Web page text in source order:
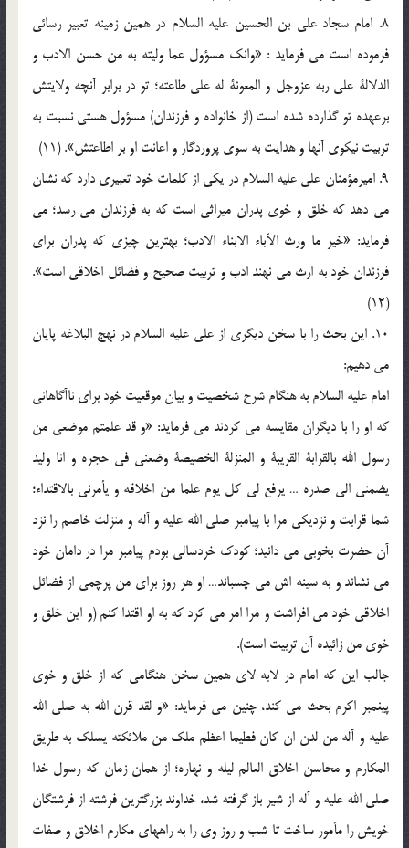
8. امام سجاد علي بن الحسين عليه السلام در همين زمينه تعبير رسائي
فرموده است مي فرمايد : «وانك مسؤول عما وليته به من حسن الادب و
الدلالة علي ربه عزوجل و المعونة له علي طاعته؛ تو در برابر آنچه ولايتش
برعهده تو گذارده شده است (از خانواده و فرزندان) مسؤول هستي نسبت به
تربيت نيكوي آنها و هدايت به سوي پروردگار و اعانت او بر اطاعتش». (11)
9. اميرمؤمنان علي عليه السلام در يكي از كلمات خود تعبيري دارد كه نشان
مي دهد كه خلق و خوي پدران ميراثي است كه به فرزندان مي رسد؛ مي
فرمايد: «خير ما ورث الآباء الابناء الادب؛ بهترين چيزي كه پدران براي
فرزندان خود به ارث مي نهند ادب و تربيت صحيح و فضائل اخلاقي است».
(12)
10. اين بحث را با سخن ديگري از علي عليه السلام در نهج البلاغه پايان
مي دهيم:
امام عليه السلام به هنگام شرح شخصيت و بيان موقعيت خود براي ناآگاهاني
كه او را با ديگران مقايسه مي كردند مي فرمايد: «و قد علمتم موضعي من
رسول الله بالقرابة القريبة و المنزلة الخصيصة وضعني في حجره و انا وليد
يضمني الي صدره … يرفع لي كل يوم علما من اخلاقه و يأمرني بالاقتداء؛
شما قرابت و نزديكي مرا با پيامبر صلي الله عليه و آله و منزلت خاصم را نزد
آن حضرت بخوبي مي دانيد؛ كودك خردسالي بودم پيامبر مرا در دامان خود
مي نشاند و به سينه اش مي چسباند… او هر روز براي من پرچمي از فضائل
اخلاقي خود مي افراشت و مرا امر مي كرد كه به او اقتدا كنم (و اين خلق و
خوي من زائيده آن تربيت است).
جالب اين كه امام در لابه لاي همين سخن هنگامي كه از خلق و خوي
پيغمبر اكرم بحث مي كند، چنين مي فرمايد: «و لقد قرن الله به صلي الله
عليه و آله من لدن ان كان فطيما اعظم ملك من ملائكته يسلك به طريق
المكارم و محاسن اخلاق العالم ليله و نهاره؛ از همان زمان كه رسول خدا
صلي الله عليه و آله از شير باز گرفته شد، خداوند بزرگترين فرشته از فرشتگان
خويش را مأمور ساخت تا شب و روز وي را به راههاي مكارم اخلاق و صفات